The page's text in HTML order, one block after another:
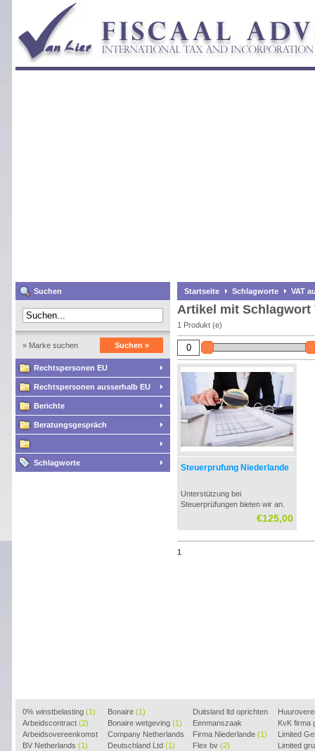
Suchen
» Marke suchen Suchen »
Rechtspersonen EU
Rechtspersonen ausserhalb EU
Berichte
Beratungsgespräch
Schlagworte
Startseite Schlagworte VAT
Artikel mit Schlagwort
1 Produkt (e)
Steuerprufung Niederlande
Unterstützung bei
Steuerprüfungen bieten wir an.
Steuererklärungsprüfungen,
Mehrwertsteuerprüfungen und
Niederlanden unterstützt
€125,00
1
0% winstbelasting (1)
Arbeidscontract (2)
Arbeidsovereenkomst
(2)
BV Netherlands (1)
Bonaire (1)
Bonaire wetgeving (1)
Company Netherlands
(1)
Deutschland Ltd (1)
Duitsland ltd oprichten
(2)
Eenmanszaak
beginnen(1)
Firma Niederlande (1)
Flex bv (2)
KvK firma
Limited
Limited